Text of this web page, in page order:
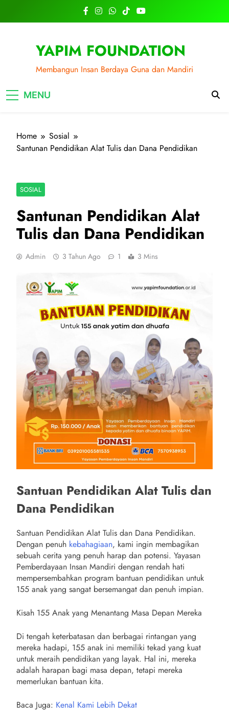
YAPIM FOUNDATION
Membangun Insan Berdaya Guna dan Mandiri
MENU
Home
Sosial
Santunan Pendidikan Alat Tulis dan Dana Pendidikan
SOSIAL
Santunan Pendidikan Alat
Tulis dan Dana Pendidikan
Admin 3 Tahun Ago 1 3 Mins
Santuan Pendidikan Alat Tulis dan
Dana Pendidikan
Santuan Pendidikan Alat Tulis dan Dana Pendidikan.
Dengan penuh kebahagiaan, kami ingin membagikan
sebuah cerita yang penuh harap dan potensi. Yayasan
Pemberdayaan Insan Mandiri dengan rendah hati
mempersembahkan program bantuan pendidikan untuk
155 anak yang sangat bersemangat dan penuh impian.
Kisah 155 Anak yang Menantang Masa Depan Mereka
Di tengah keterbatasan dan berbagai rintangan yang
mereka hadapi, 155 anak ini memiliki tekad yang kuat
untuk meraih pendidikan yang layak. Hal ini, mereka
adalah harapan bagi masa depan, tetapi mereka
memerlukan bantuan kita.
Baca Juga: Kenal Kami Lebih Dekat